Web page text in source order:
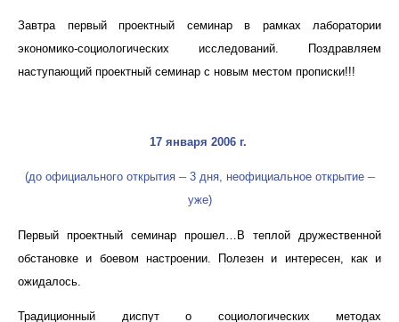
Завтра первый проектный семинар в рамках лаборатории
экономико-социологических исследований. Поздравляем
наступающий проектный семинар с новым местом прописки!!!
17 января 2006 г.
(до официального открытия – 3 дня, неофициальное открытие –
уже)
Первый проектный семинар прошел…В теплой дружественной
обстановке и боевом настроении. Полезен и интересен, как и
ожидалось.
Традиционный диспут о социологических методах